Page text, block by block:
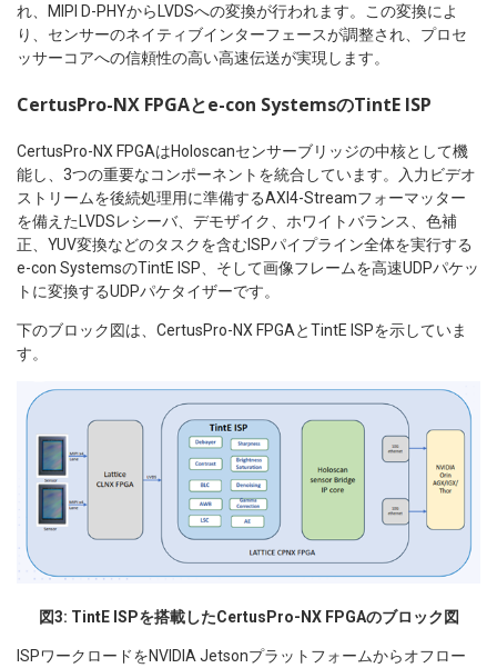
れ、MIPI D-PHYからLVDSへの変換が行われます。この変換によ
り、センサーのネイティブインターフェースが調整され、プロセ
ッサーコアへの信頼性の高い高速伝送が実現します。
CertusPro-NX FPGAとe-con SystemsのTintE ISP
CertusPro-NX FPGAはHoloscanセンサーブリッジの中核として機
能し、3つの重要なコンポーネントを統合しています。入力ビデオ
ストリームを後続処理用に準備するAXI4-Streamフォーマッター
を備えたLVDSレシーバ、デモザイク、ホワイトバランス、色補
正、YUV変換などのタスクを含むISPパイプライン全体を実行する
e-con SystemsのTintE ISP、そして画像フレームを高速UDPパケッ
トに変換するUDPパケタイザーです。
下のブロック図は、CertusPro-NX FPGAとTintE ISPを示していま
す。
図3: TintE ISPを搭載したCertusPro-NX FPGAのブロック図
ISPワークロードをNVIDIA Jetsonプラットフォームからオフロー